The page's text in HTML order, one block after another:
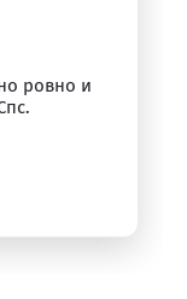
ровно и